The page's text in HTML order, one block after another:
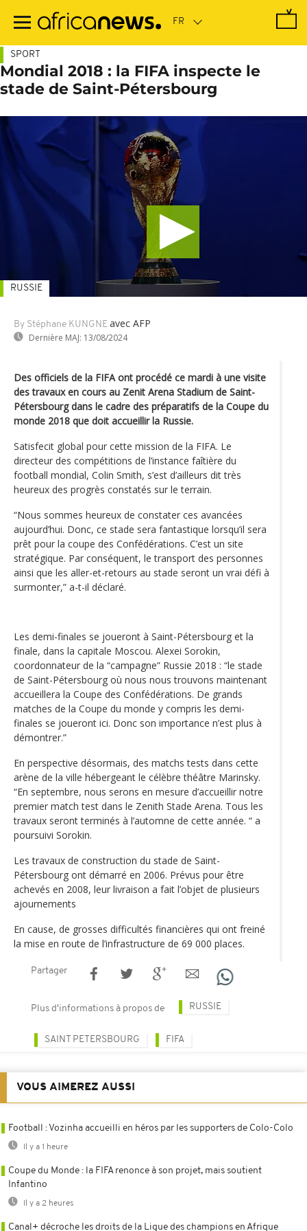
contenu
SPORT
Mondial 2018 : la FIFA inspecte le
stade de Saint-Pétersbourg
By Stéphane KUNGNE avec AFP
Dernière MAJ: 13/08/2024
RUSSIE
Des officiels de la FIFA ont procédé ce mardi à une visite
des travaux en cours au Zenit Arena Stadium de Saint-
Pétersbourg dans le cadre des préparatifs de la Coupe du
monde 2018 que doit accueillir la Russie.
Satisfecit global pour cette mission de la FIFA. Le
directeur des compétitions de l’instance faîtière du
football mondial, Colin Smith, s’est d’ailleurs dit très
heureux des progrès constatés sur le terrain.
“Nous sommes heureux de constater ces avancées
aujourd’hui. Donc, ce stade sera fantastique lorsqu’il sera
prêt pour la coupe des Confédérations. C’est un site
stratégique. Par conséquent, le transport des personnes
ainsi que les aller-et-retours au stade seront un vrai défi à
surmonter,” a-t-il déclaré.
Les demi-finales se joueront à Saint-Pétersbourg et la
finale, dans la capitale Moscou. Alexei Sorokin,
coordonnateur de la “campagne” Russie 2018 : “le stade
de Saint-Pétersbourg où nous nous trouvons maintenant
accueillera la Coupe des Confédérations. De grands
matches de la Coupe du monde y compris les demi-
finales se joueront ici. Donc son importance n’est plus à
démontrer.”
En perspective désormais, des matchs tests dans cette
arène de la ville hébergeant le célèbre théâtre Marinsky.
“En septembre, nous serons en mesure d’accueillir notre
premier match test dans le Zenith Stade Arena. Tous les
travaux seront terminés à l’automne de cette année. “ a
poursuivi Sorokin.
Les travaux de construction du stade de Saint-
Pétersbourg ont démarré en 2006. Prévus pour être
achevés en 2008, leur livraison a fait l’objet de plusieurs
ajournements
En cause, de grosses difficultés financières qui ont freiné
la mise en route de l’infrastructure de 69 000 places.
Partager
Plus d'informations à propos de RUSSIE
SAINT PETERSBOURG FIFA
VOUS AIMEREZ AUSSI
Football : Vozinha accueilli en héros par les supporters de Colo-Colo
Il y a 1 heure
Coupe du Monde : la FIFA renonce à son projet, mais soutient
Infantino
Il y a 2 heures
Canal+ décroche les droits de la Ligue des champions en Afrique